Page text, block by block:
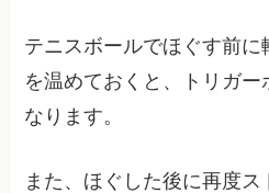
テニスボールでほぐす前
を温めておくと、トリガー
なります。
また、ほぐした後に再度ス